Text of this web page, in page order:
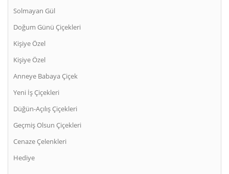
Solmayan Gül
Doğum Günü Çiçekleri
Kişiye Özel
Kişiye Özel
Anneye Babaya Çiçek
Yeni İş Çiçekleri
Düğün-Açılış Çiçekleri
Geçmiş Olsun Çiçekleri
Cenaze Çelenkleri
Hediye